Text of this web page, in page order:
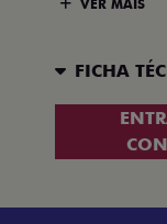
VER MAIS
FICHA